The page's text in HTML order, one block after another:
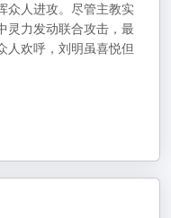
众人进攻。尽管主教实
灵力发动联合攻击，最
人欢呼，刘明虽喜悦但